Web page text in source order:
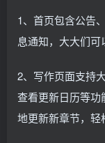
1、首页包含公告
息通知，大大们可
2、写作页面支持
查看更新日历等
地更新新章节，轻